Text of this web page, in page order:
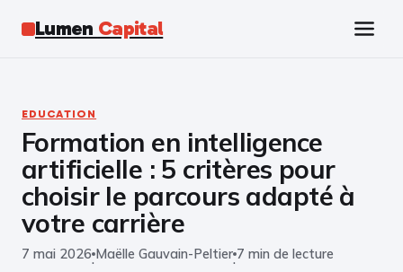
Lumen Capital
Business
Finance
Marketing
EDUCATION
Formation en intelligence
artificielle : 5 critères pour
choisir le parcours adapté à
votre carrière
7 mai 2026
·
Maëlle Gauvain-Peltier
·
7 min de lecture